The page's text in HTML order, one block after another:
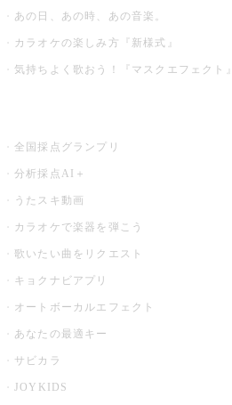
あの日、あの時、あの音楽。
カラオケの楽しみ方『新様式』
気持ちよく歌おう！『マスクエフェクト』
全国採点グランプリ
分析採点AI＋
うたスキ動画
カラオケで楽器を弾こう
歌いたい曲をリクエスト
キョクナビアプリ
オートボーカルエフェクト
あなたの最適キー
サビカラ
JOYKIDS